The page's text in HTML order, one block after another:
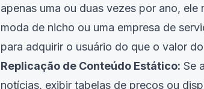
apenas uma ou duas vezes por ano,
moda de nicho ou uma empresa de
para adquirir o usuário do que o valor
Replicação de Conteúdo Estático: Se
notícias, exibir tabelas de preços ou